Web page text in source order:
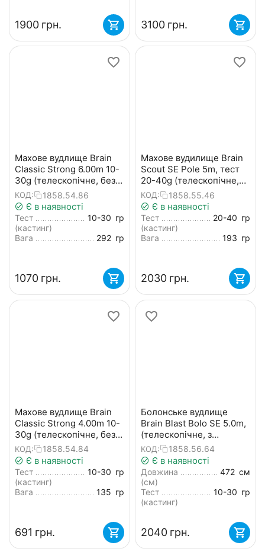
‍1900‍ грн. ‍3100‍ грн.
Махове вудлище Brain
Classic Strong 6.00m 10-
30g (телескопічне, без
кілець) + чохол
КОД: 1858.54.86
Є в наявності
Тест
(кастинг)
10-30 гр
Вага
292 гр
‍1070‍ грн.
Махове вудилище Brain
Scout SE Pole 5m, тест
20-40g (телескопічне,
без кілець, з
конектором) + чохол
КОД: 1858.55.46
Є в наявності
Тест
(кастинг)
20-40 гр
Вага
193 гр
‍2030‍ грн.
Махове вудлище Brain
Classic Strong 4.00m 10-
30g (телескопічне, без
кілець) + чохол
КОД: 1858.54.84
Є в наявності
Тест
(кастинг)
10-30 гр
Вага
135 гр
‍691‍ грн.
Болонське вудлище
Brain Blast Bolo SE 5.0m,
(телескопічне, з
кільцями) + чохол та
захист на кільця
КОД: 1858.56.64
Є в наявності
Довжина
(см)
472 см
Тест
(кастинг)
10-30 гр
‍2040‍ грн.